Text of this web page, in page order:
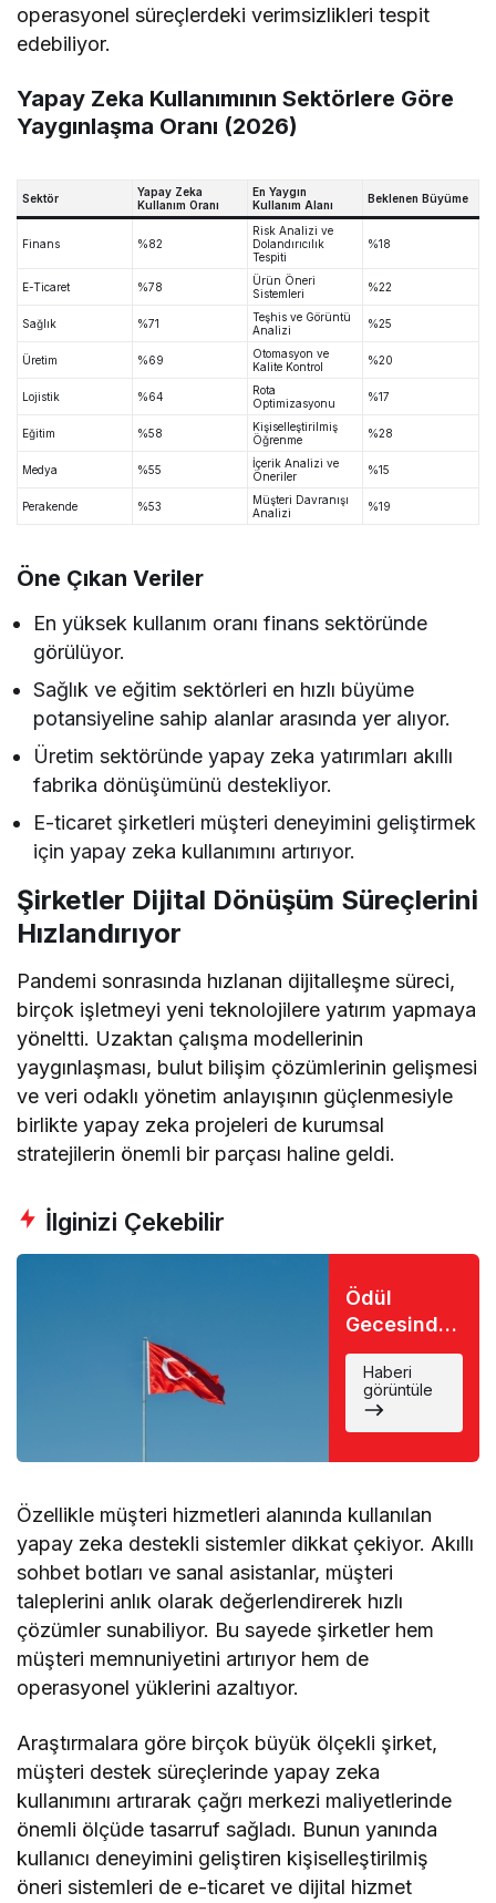
operasyonel süreçlerdeki verimsizlikleri tespit
edebiliyor.
Yapay Zeka Kullanımının Sektörlere Göre
Yaygınlaşma Oranı (2026)
Sektör
Yapay Zeka
Kullanım Oranı
En Yaygın
Kullanım Alanı
Beklenen Büyüme
Finans %82
Risk Analizi ve
Dolandırıcılık
Tespiti
%18
E-Ticaret %78
Ürün Öneri
Sistemleri
%22
Sağlık %71
Teşhis ve Görüntü
Analizi
%25
Üretim %69
Otomasyon ve
Kalite Kontrol
%20
Lojistik %64
Rota
Optimizasyonu
%17
Eğitim %58
Kişiselleştirilmiş
Öğrenme
%28
Medya %55
İçerik Analizi ve
Öneriler
%15
Perakende %53
Müşteri Davranışı
Analizi
%19
Öne Çıkan Veriler
En yüksek kullanım oranı finans sektöründe
görülüyor.
Sağlık ve eğitim sektörleri en hızlı büyüme
potansiyeline sahip alanlar arasında yer alıyor.
Üretim sektöründe yapay zeka yatırımları akıllı
fabrika dönüşümünü destekliyor.
E-ticaret şirketleri müşteri deneyimini geliştirmek
için yapay zeka kullanımını artırıyor.
Şirketler Dijital Dönüşüm Süreçlerini
Hızlandırıyor
Pandemi sonrasında hızlanan dijitalleşme süreci,
birçok işletmeyi yeni teknolojilere yatırım yapmaya
yöneltti. Uzaktan çalışma modellerinin
yaygınlaşması, bulut bilişim çözümlerinin gelişmesi
ve veri odaklı yönetim anlayışının güçlenmesiyle
birlikte yapay zeka projeleri de kurumsal
stratejilerin önemli bir parçası haline geldi.
İlginizi Çekebilir
Ödül
Gecesinde
Büyük Şok:
Favori İsim
Eli Boş
Döndü
Haberi
görüntüle
Özellikle müşteri hizmetleri alanında kullanılan
yapay zeka destekli sistemler dikkat çekiyor. Akıllı
sohbet botları ve sanal asistanlar, müşteri
taleplerini anlık olarak değerlendirerek hızlı
çözümler sunabiliyor. Bu sayede şirketler hem
müşteri memnuniyetini artırıyor hem de
operasyonel yüklerini azaltıyor.
Araştırmalara göre birçok büyük ölçekli şirket,
müşteri destek süreçlerinde yapay zeka
kullanımını artırarak çağrı merkezi maliyetlerinde
önemli ölçüde tasarruf sağladı. Bunun yanında
kullanıcı deneyimini geliştiren kişiselleştirilmiş
öneri sistemleri de e-ticaret ve dijital hizmet